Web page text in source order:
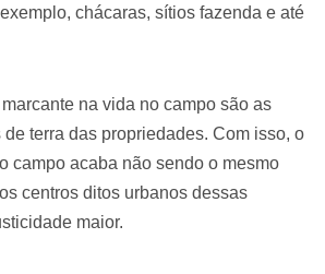
chácaras, sítios fazenda e até
na vida no campo são as
terra das propriedades. Com isso, o
campo acaba não sendo o mesmo
centros ditos urbanos dessas
maior.